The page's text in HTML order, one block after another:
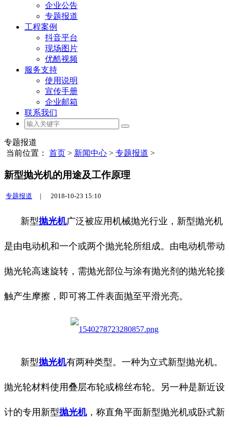
企业公告
专题报道
工程案例
抖音平台
现场图片
优酷视频
服务支持
使用说明
宣传手册
企业邮箱
联系我们
专题报道
当前位置： 首页 > 新闻中心 > 专题报道 >
新型抛光机的用途及工作原理
专题报道 | 2018-10-23 15:10
新型抛光机广泛被应用机械抛光行业，新型抛光机
是由电动机和一个或两个抛光轮所组成。由电动机带动
抛光轮高速旋转，需抛光部位与涂有抛光剂的抛光轮接
触产生摩擦，即可将工件表面抛至平滑光亮。
新型抛光机有两种类型。一种为立式新型抛光机。
抛光轮材料使用叠层布轮或棉丝布轮。另一种是新近设
计的专用新型抛光机，称直角平面新型抛光机或卧式新